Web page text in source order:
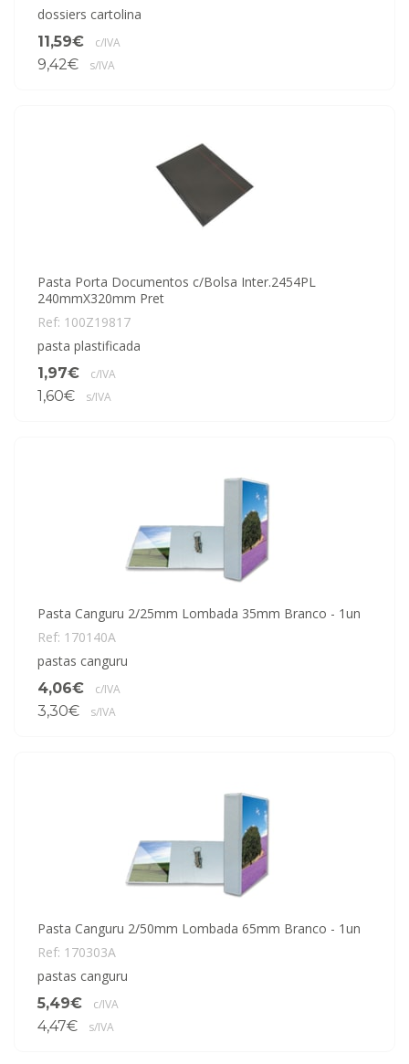
dossiers cartolina
11,59€
c/IVA
9,42€ s/IVA
Pasta Porta Documentos c/Bolsa Inter.2454PL
240mmX320mm Pret
Ref: 100Z19817
pasta plastificada
1,97€
c/IVA
1,60€ s/IVA
Pasta Canguru 2/25mm Lombada 35mm Branco - 1un
Ref: 170140A
pastas canguru
4,06€
c/IVA
3,30€ s/IVA
Pasta Canguru 2/50mm Lombada 65mm Branco - 1un
Ref: 170303A
pastas canguru
5,49€
c/IVA
4,47€ s/IVA